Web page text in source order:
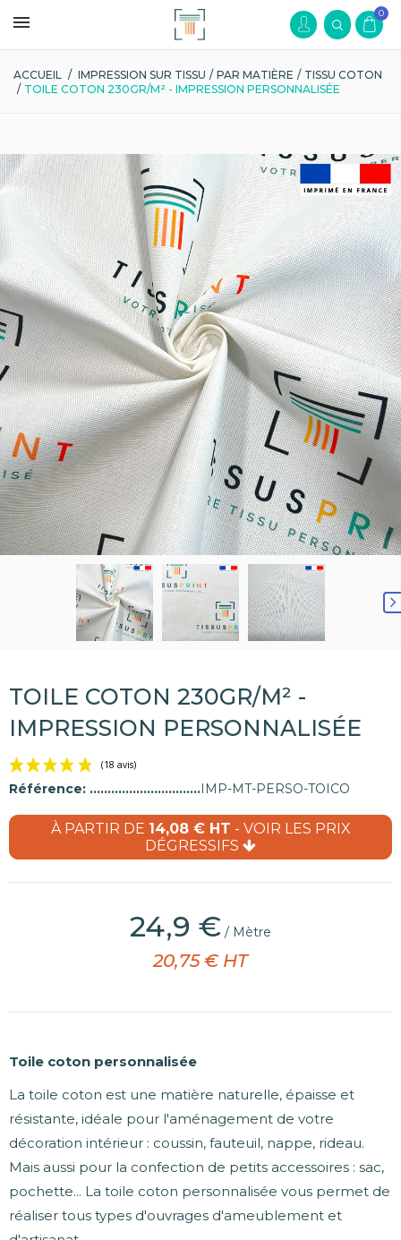
0
ACCUEIL / IMPRESSION SUR TISSU / PAR MATIÈRE / TISSU COTON
/ TOILE COTON 230GR/M² - IMPRESSION PERSONNALISÉE
TOILE COTON 230GR/M² -
IMPRESSION PERSONNALISÉE
Référence: IMP-MT-PERSO-TOICO
À PARTIR DE 14,08 € HT - VOIR LES PRIX
DÉGRESSIFS
24,9 € / Mètre
20,75 € HT
Toile coton personnalisée
La toile coton est une matière naturelle, épaisse et
résistante, idéale pour l'aménagement de votre
décoration intérieur : coussin, fauteuil, nappe, rideau.
Mais aussi pour la confection de petits accessoires : sac,
pochette... La toile coton personnalisée vous permet de
réaliser tous types d'ouvrages d'ameublement et